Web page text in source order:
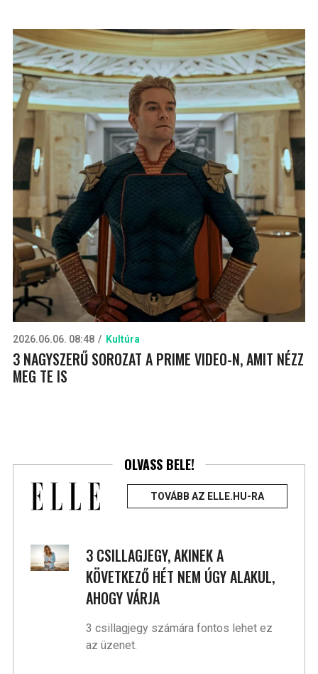
2026.06.06. 08:48 Kultúra
3 NAGYSZERŰ SOROZAT A PRIME VIDEO-N, AMIT NÉZZ
MEG TE IS
OLVASS BELE!
TOVÁBB AZ ELLE.HU-RA
3 CSILLAGJEGY, AKINEK A
KÖVETKEZŐ HÉT NEM ÚGY ALAKUL,
AHOGY VÁRJA
3 csillagjegy számára fontos lehet ez
az üzenet.